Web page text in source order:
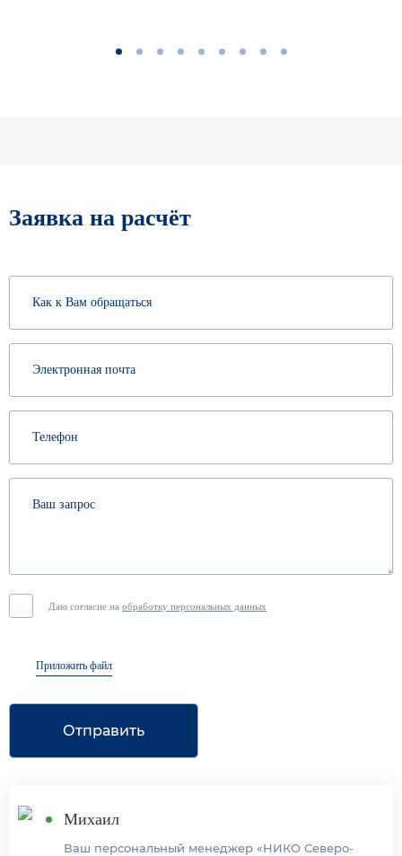
1 2 3 4 5 6 7 8 9
Заявка на расчёт
Даю согласие на обработку персональных данных
Приложить файл
Отправить
Михаил
Ваш персональный менеджер «НИКО Северо-